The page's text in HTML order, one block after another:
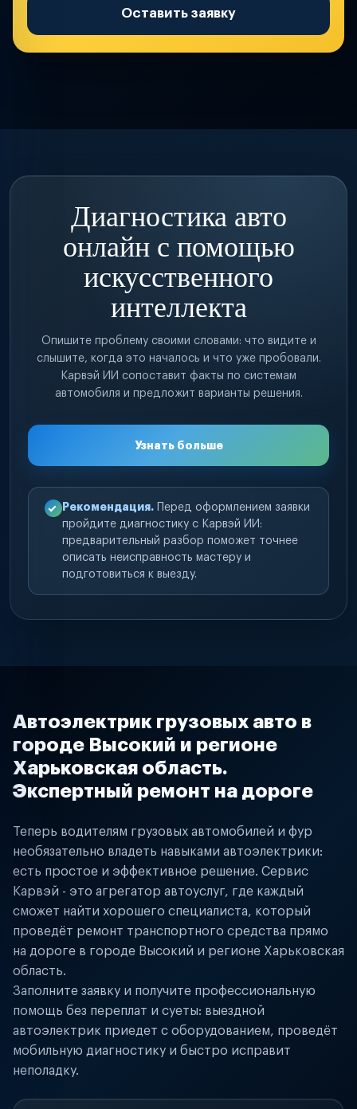
Оставить заявку
Диагностика авто
онлайн с помощью
искусственного
интеллекта
Опишите проблему своими словами: что видите и
слышите, когда это началось и что уже пробовали.
Карвэй ИИ сопоставит факты по системам
автомобиля и предложит варианты решения.
Узнать больше
Рекомендация. Перед оформлением заявки
пройдите диагностику с Карвэй ИИ:
предварительный разбор поможет точнее
описать неисправность мастеру и
подготовиться к выезду.
Автоэлектрик грузовых авто в
городе Высокий и регионе
Харьковская область.
Экспертный ремонт на дороге
Теперь водителям грузовых автомобилей и фур
необязательно владеть навыками автоэлектрики:
есть простое и эффективное решение. Сервис
Карвэй - это агрегатор автоуслуг, где каждый
сможет найти хорошего специалиста, который
проведёт ремонт транспортного средства прямо
на дороге в городе Высокий и регионе Харьковская
область.
Заполните заявку и получите профессиональную
помощь без переплат и суеты: выездной
автоэлектрик приедет с оборудованием, проведёт
мобильную диагностику и быстро исправит
неполадку.